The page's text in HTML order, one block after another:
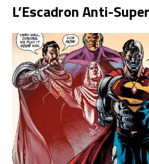
L’Escadron Anti-